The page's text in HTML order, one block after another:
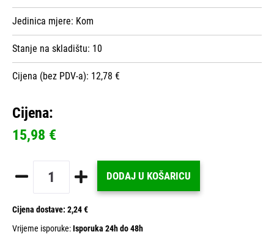
Jedinica mjere: Kom
Stanje na skladištu: 10
Cijena (bez PDV-a): 12,78 €
Cijena:
15,98 €
DODAJ U KOŠARICU
Cijena dostave: 2,24 €
Vrijeme isporuke:Isporuka 24h do 48h